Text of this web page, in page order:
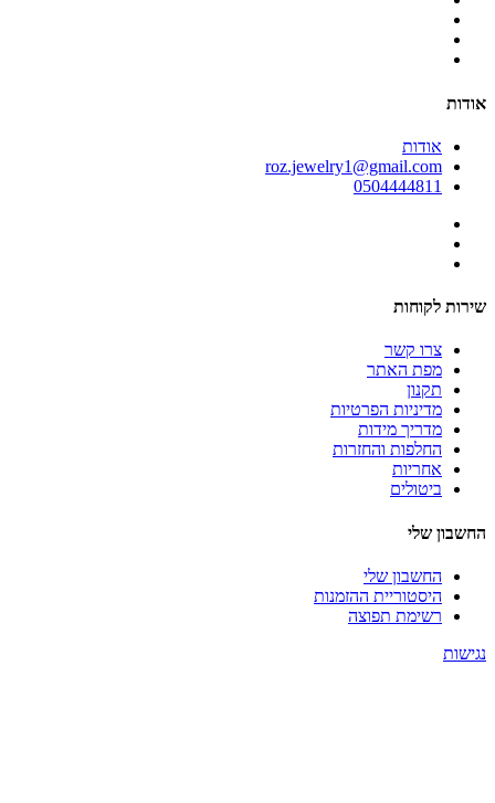
אודות
אודות
roz.jewelry1@gmail.com
0504444811
שירות לקוחות
צרו קשר
מפת האתר
תקנון
מדיניות הפרטיות
מדריך מידות
החלפות והחזרות
אחריות
ביטולים
החשבון שלי
החשבון שלי
היסטוריית ההזמנות
רשימת תפוצה
נגישות